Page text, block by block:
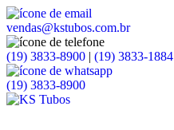
vendas@kstubos.com.br
(19) 3833-8900 | (19) 3833-1884
(19) 3833-8900